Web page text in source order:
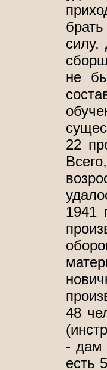
силу,
не
22
1941
48
- дам
есть